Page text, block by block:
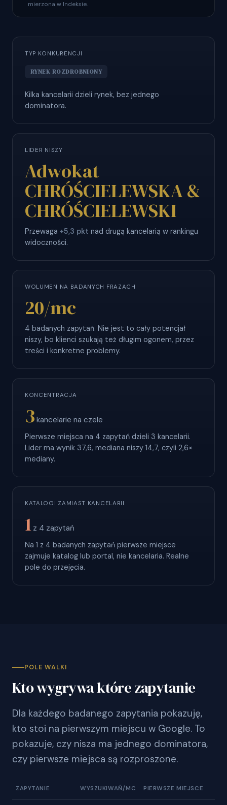
mierzona w Indeksie.
TYP KONKURENCJI
RYNEK ROZDROBNIONY
Kilka kancelarii dzieli rynek, bez jednego
dominatora.
LIDER NISZY
Adwokat
CHRÓŚCIELEWSKA &
CHRÓŚCIELEWSKI
Przewaga +5,3 pkt nad drugą kancelarią w rankingu
widoczności.
WOLUMEN NA BADANYCH FRAZACH
20/mc
4 badanych zapytań. Nie jest to cały potencjał
niszy, bo klienci szukają też długim ogonem, przez
treści i konkretne problemy.
KONCENTRACJA
3 kancelarie na czele
Pierwsze miejsca na 4 zapytań dzieli 3 kancelarii.
Lider ma wynik 37,6, mediana niszy 14,7, czyli 2,6×
mediany.
KATALOGI ZAMIAST KANCELARII
1 z 4 zapytań
Na 1 z 4 badanych zapytań pierwsze miejsce
zajmuje katalog lub portal, nie kancelaria. Realne
pole do przejęcia.
POLE WALKI
Kto wygrywa które zapytanie
Dla każdego badanego zapytania pokazuję,
kto stoi na pierwszym miejscu w Google. To
pokazuje, czy nisza ma jednego dominatora,
czy pierwsze miejsca są rozproszone.
ZAPYTANIE WYSZUKIWAŃ/MC PIERWSZE MIEJSCE